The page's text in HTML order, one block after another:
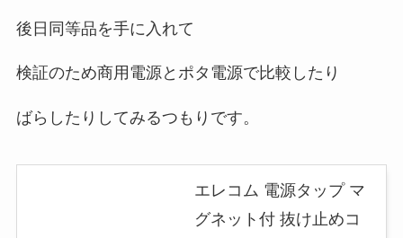
後日同等品を手に入れて
検証のため商用電源とポタ電源で比較したり
ばらしたりしてみるつもりです。
エレコム 電源タップ マ
グネット付 抜け止めコ